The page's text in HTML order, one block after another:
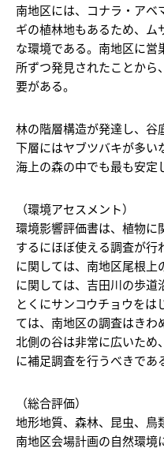
南地区には、コナラ・アベ
ギの植林地もあるため、
な環境である。南地区に営
所ずつ発見されたことか
要がある。
林の階層構造が発達し、谷
下層にはヤブツバキが多い
海上の森の中でも最も安定
（環境アセスメント）
環境影響評価書は、植物に
するにほぼ使える調査が行
に関しては、南地区尾根
に関しては、吉田川の歩道
とくにサンコウチョウを
ては、南地区の調査はきわ
北側の谷は非常に広いため
に補足調査を行うべきであ
（総合評価）
地形地質、森林、昆虫、鳥
南地区会場計画の自然環境